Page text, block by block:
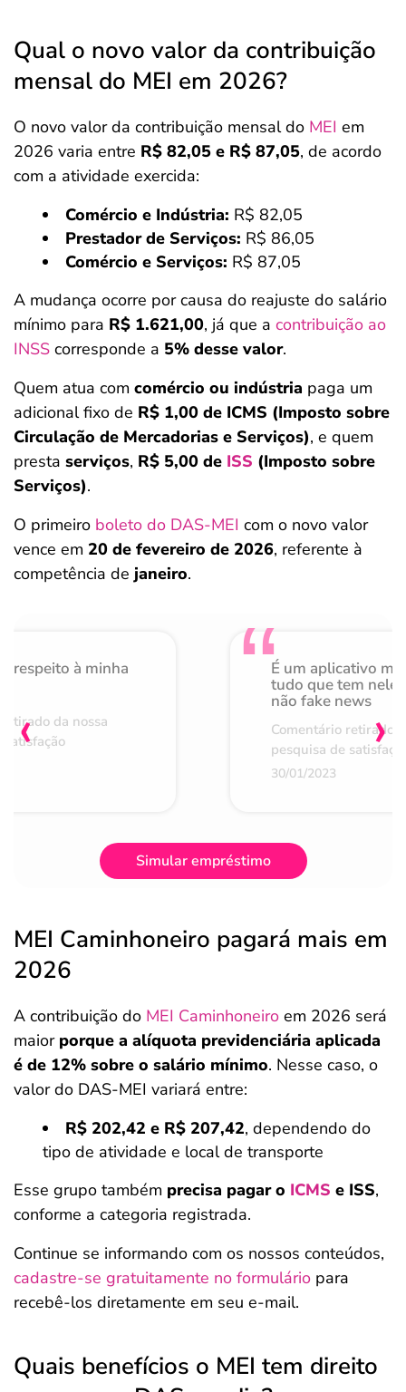
Qual o novo valor da contribuição
mensal do MEI em 2026?
O novo valor da contribuição mensal do MEI em
2026 varia entre R$ 82,05 e R$ 87,05, de acordo
com a atividade exercida:
Comércio e Indústria: R$ 82,05
Prestador de Serviços: R$ 86,05
Comércio e Serviços: R$ 87,05
A mudança ocorre por causa do reajuste do salário
mínimo para R$ 1.621,00, já que a contribuição ao
INSS corresponde a 5% desse valor.
Quem atua com comércio ou indústria paga um
adicional fixo de R$ 1,00 de ICMS (Imposto sobre
Circulação de Mercadorias e Serviços), e quem
presta serviços, R$ 5,00 de ISS (Imposto sobre
Serviços).
O primeiro boleto do DAS-MEI com o novo valor
vence em 20 de fevereiro de 2026, referente à
competência de janeiro.
respeito à minha
da nossa
É um aplicativo
tudo que tem nele
não fake news
Comentário retirado
pesquisa de
30/01/2023
‹ ›
Simular empréstimo
MEI Caminhoneiro pagará mais em
2026
A contribuição do MEI Caminhoneiro em 2026 será
maior porque a alíquota previdenciária aplicada
é de 12% sobre o salário mínimo. Nesse caso, o
valor do DAS-MEI variará entre:
R$ 202,42 e R$ 207,42, dependendo do
tipo de atividade e local de transporte
Esse grupo também precisa pagar o ICMS e ISS,
conforme a categoria registrada.
Continue se informando com os nossos conteúdos,
cadastre-se gratuitamente no formulário para
recebê-los diretamente em seu e-mail.
Quais benefícios o MEI tem direito